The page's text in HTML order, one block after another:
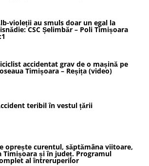
violeții au smuls doar un egal la
CSC Șelimbăr – Poli Timișoara
accidentat grav de o mașină pe
Timișoara – Reșița (video)
teribil în vestul țării
oprește curentul, săptămâna viitoare,
Timișoara și în județ. Programul
al întreruperilor